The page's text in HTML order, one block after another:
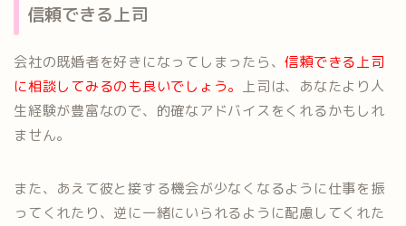
信頼できる上司
会社の既婚者を好きになってしまったら、信頼できる上司
に相談してみるのも良いでしょう。
上司は、あなたより人
生経験が豊富なので、的確なアドバイスをくれるかもしれ
ません。
また、あえて彼と接する機会が少なくなるように仕事を振
ってくれたり、逆に一緒にいられるように配慮してくれた